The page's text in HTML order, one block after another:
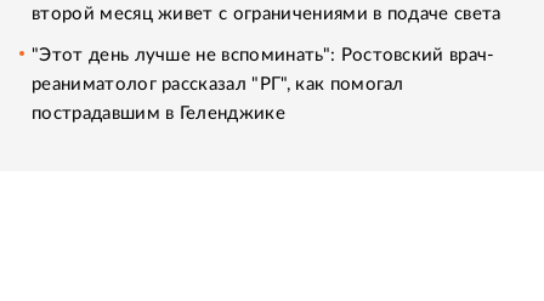
второй месяц живет с ограничениями в подаче света
"Этот день лучше не вспоминать": Ростовский врач-
реаниматолог рассказал "РГ", как помогал
пострадавшим в Геленджике